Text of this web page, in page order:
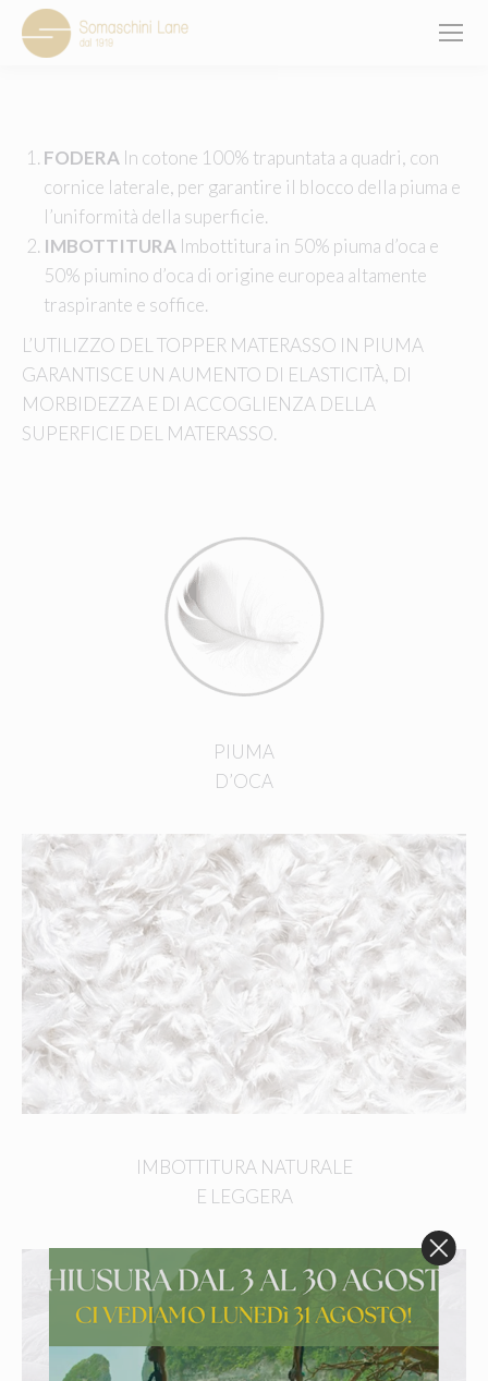
FODERA In cotone 100% trapuntata a quadri, con
cornice laterale, per garantire il blocco della piuma e
l’uniformità della superficie.
IMBOTTITURA Imbottitura in 50% piuma d’oca e
50% piumino d’oca di origine europea altamente
traspirante e soffice.
L’UTILIZZO DEL TOPPER MATERASSO IN PIUMA
GARANTISCE UN AUMENTO DI ELASTICITÀ, DI
MORBIDEZZA E DI ACCOGLIENZA DELLA
SUPERFICIE DEL MATERASSO.
PIUMA
D’OCA
IMBOTTITURA NATURALE
E LEGGERA